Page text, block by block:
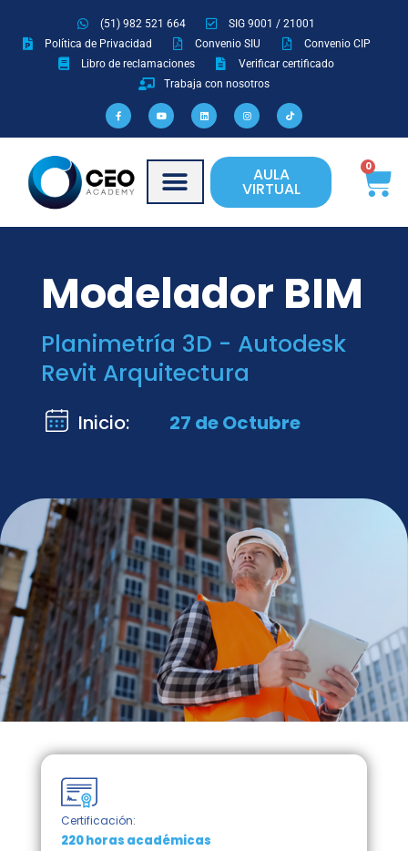
contenido
(51) 982 521 664
SIG 9001 / 21001
Política de Privacidad
Convenio SIU
Convenio CIP
Libro de reclamaciones
Verificar certificado
Trabaja con nosotros
F
a
c
k
-
f
Y
o
e
L
i
i
I
n
m
T
i
AULA
VIRTUAL
0
Modelador BIM
Planimetría 3D - Autodesk
Revit Arquitectura
Inicio: 27 de Octubre
Certificación:
220 horas académicas